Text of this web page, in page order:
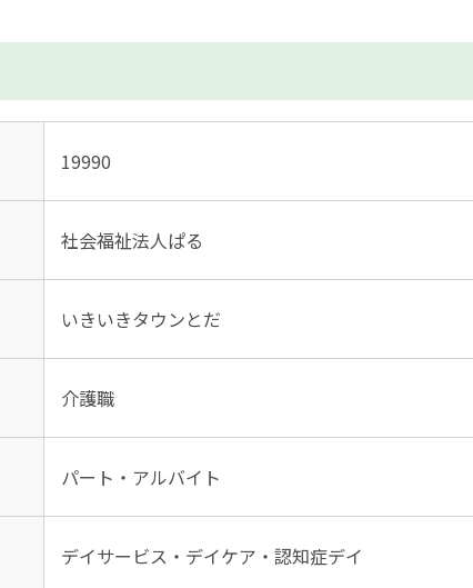
19990
社会福祉法人ぱる
いきいきタウンとだ
介護職
パート・アルバイト
デイサービス・デイケア・認知症デイ